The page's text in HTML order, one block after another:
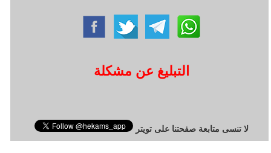
التبليغ عن مشكلة
لا تنسى متابعة صفحتنا على تويتر